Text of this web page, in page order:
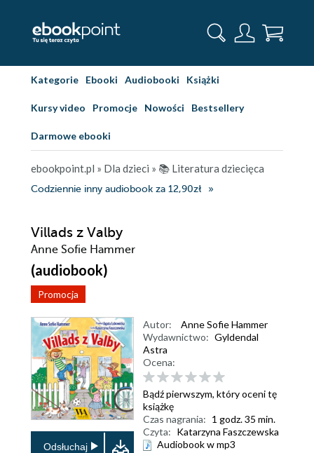
Kategorie Ebooki Audiobooki Książki
Kursy video Promocje Nowości Bestsellery
Darmowe ebooki
ebookpoint.pl » Dla dzieci » 📚 Literatura dziecięca
Codziennie inny audiobook za 12,90zł
Villads z Valby
Anne Sofie Hammer
(audiobook)
Promocja
Odsłuchaj
Autor:
Anne Sofie Hammer
Wydawnictwo: Gyldendal
Astra
Ocena:
Bądź pierwszym, który oceni tę
książkę
Czas nagrania: 1 godz. 35 min.
Czyta: Katarzyna Faszczewska
Audiobook w mp3